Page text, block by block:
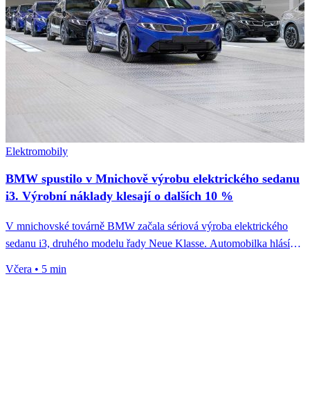
Elektromobily
BMW spustilo v Mnichově výrobu elektrického sedanu
i3. Výrobní náklady klesají o dalších 10 %
V mnichovské továrně BMW začala sériová výroba elektrického
sedanu i3, druhého modelu řady Neue Klasse. Automobilka hlásí
Včera • 5 min